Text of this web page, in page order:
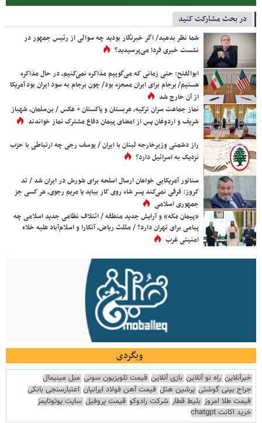
در بحث مشارکت کنید
شما نظر بدهید/ اگر خبرنگار بودید چه سوالی از رئیس جمهور در
نشست خبری فردا می‌پرسیدید؟
ابوالفتح: حتی زمانی که می‌گوییم مذاکره نمی‌کنیم، در حال مذاکره
هستیم/ برجام برای ایران معجزه بود/ چون برجام به سود ایران بود آمریکا
از آن خارج شد
نماز جماعت سران ترکیه، عربستان و پاکستان + عکس / بن‌سلمان، شهباز
شریف و اردوغان پس از امضای پیمان دفاع مشترک نماز خواندند
راز دشمنی وزیرخارجه لبنان با ایران / یوسف رجی چه ارتباطی با حزب
نزدیک به اسرائیل دارد؟
سناتور آمریکایی خواهان ارسال اسلحه برای شورش در ایران شد / تد
کروز: فرقی نمی‌کند پسر شاه روی کار بیاید یا مریم رجوی، هر کسی جز
جمهوری اسلامی
«پیمان مکه» و آرایش جدید منطقه / ائتلاف نظامی جدید اسلامی چه
پیامی برای تهران دارد؟ / مثلث ریاض، آنکارا و اسلام‌آباد علیه خلاء
امنیتی غرب
وبگردی
خبرآنلاین راه نو آنلاین بازی آنلاین قیمت تلویزیون سونی مبل مینیمال
جراح بینی گوشتی پرشین هتل قیمت آهن فولاد ایرانیان اعتبارسنجی بانکی
قیمت طلا امروز بلیط قطار شرکت رادوکو قیمت پروفیل سایت یوتوتایمز
خرید اکانت chatgpt